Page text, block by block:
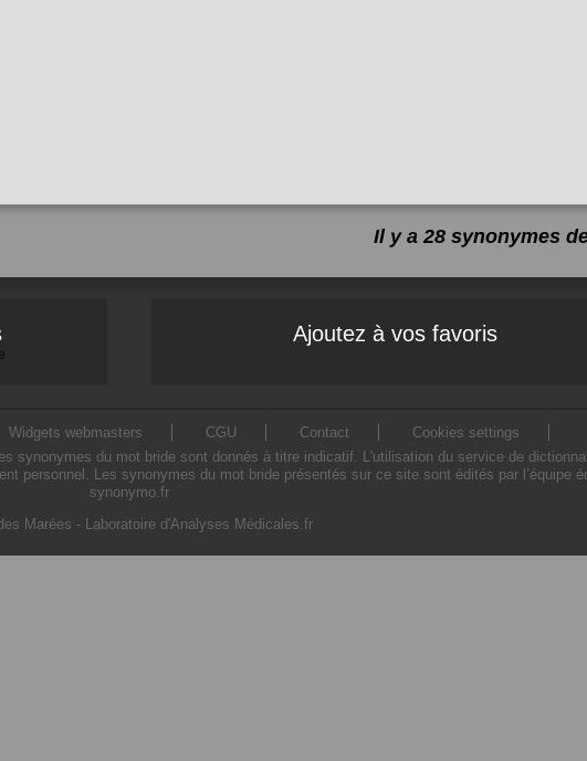
Il y a 28 synonymes
Ajoutez à vos favoris
Widgets webmasters CGU Contact
Cookies settings
synonymes du mot bride sont donnés à titre indicatif. L'utilisation du service de
personnel. Les synonymes du mot bride présentés sur ce site sont édités par l’équipe
synonymo.fr
Marées - Laboratoire d'Analyses Médicales.fr